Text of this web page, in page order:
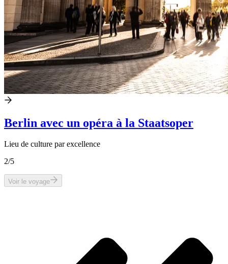
Berlin avec un opéra à la Staatsoper
Lieu de culture par excellence
2/5
Voir le voyage